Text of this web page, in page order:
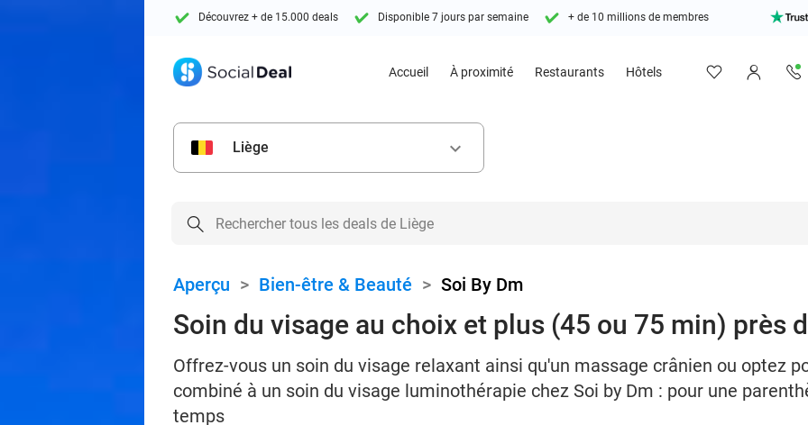
Découvrez + de 15.000 deals Disponible 7 jours par semaine + de 10 millions de membres
Accueil À proximité Restaurants Hôtels
Liège keyboard_arrow_down
Aperçu > Bien-être & Beauté > Soi By Dm
Soin du visage au choix et plus (45 ou 75 min) près
Offrez-vous un soin du visage relaxant ainsi qu'un massage crânien ou optez
combiné à un soin du visage luminothérapie chez Soi by Dm : pour une
temps